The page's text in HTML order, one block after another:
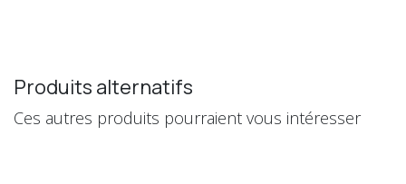
Produits alternatifs
Ces autres produits pourraient vous intéresser